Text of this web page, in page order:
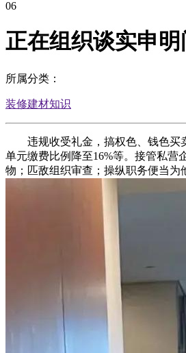
06
正在组织谈实申明
所属分类：
装修建材知识
违规收受礼金，搞权色、钱色买卖
单元缴费比例降至16%等。接管私
物；匹敌组织审查；操纵职务便当为